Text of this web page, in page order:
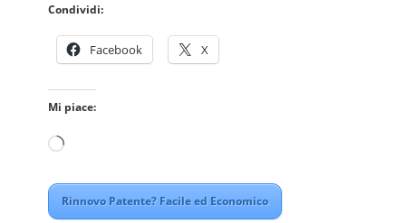
Condividi:
Facebook X
Mi piace:
Caricamento
corso…
Rinnovo Patente? Facile ed Economico